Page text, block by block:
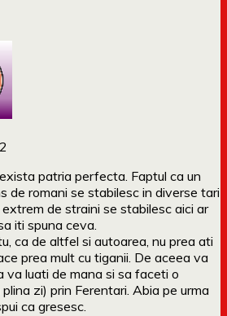
patria perfecta. Faptul ca un
de romani se stabilesc in diverse tari
extrem de straini se stabilesc aici ar
iti spuna ceva.
ca de altfel si autoarea, nu prea ati
prea mult cu tiganii. De aceea va
va luati de mana si sa faceti o
zi) prin Ferentari. Abia pe urma
ca gresesc.